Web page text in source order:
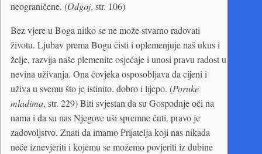
neograničene. (Odgoj, str. 106)
Bez vjere u Boga nitko se ne može stvarno radovati
životu. Ljubav prema Bogu čisti i oplemenjuje naš ukus i
želje, razvija naše plemenite osjećaje i unosi pravu radost u
nevina uživanja. Ona čovjeka osposobljava da cijeni i
uživa u svemu što je istinito, dobro i lijepo. (Poruke
mladima, str. 229) Biti svjestan da su Gospodnje oči na
nama i da su nas Njegove uši spremne čuti, pravo je
zadovoljstvo. Znati da imamo Prijatelja koji nas nikada
neće iznevjeriti i kojemu se možemo povjeriti iz dubine